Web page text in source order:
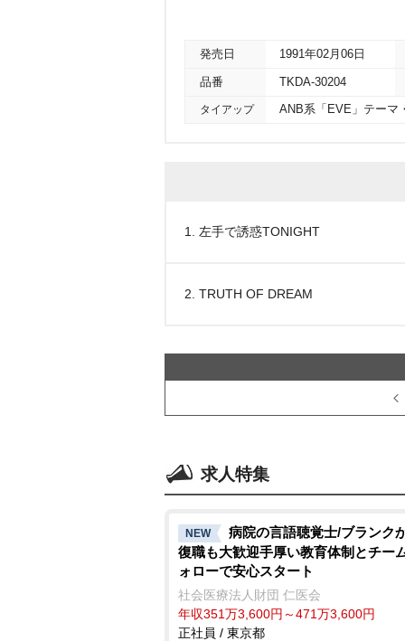
発売日 1991年02月06日
品番 TKDA-30204
タイアップ ANB系「EVE」テーマ
1. 左手で誘惑TONIGHT
2. TRUTH OF DREAM
求人特集
NEW
病院の言語聴覚士/ブランク
復職も大歓迎手厚い教育体制とチー
ォローで安心スタート
社会医療法人財団 仁医会
年収351万3,600円～471万3,600円
正社員 / 東京都